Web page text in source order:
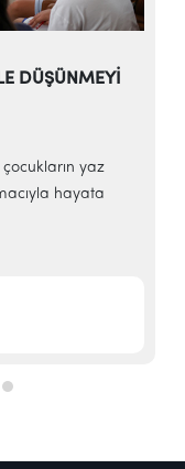
DÜŞÜNMEYİ
çocukların yaz
hayata